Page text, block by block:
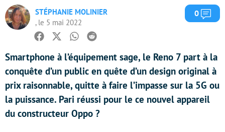
STÉPHANIE MOLINIER
, le 5 mai 2022
0
Facebook
TwitterWhatsapp
Reddit
Smartphone à l’équipement sage, le Reno 7 part à la
conquête d’un public en quête d’un design original à
prix raisonnable, quitte à faire l’impasse sur la 5G ou
la puissance. Pari réussi pour le ce nouvel appareil
du constructeur Oppo ?